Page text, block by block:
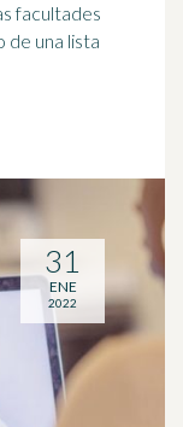
facultades
de una lista
31
ENE
2022